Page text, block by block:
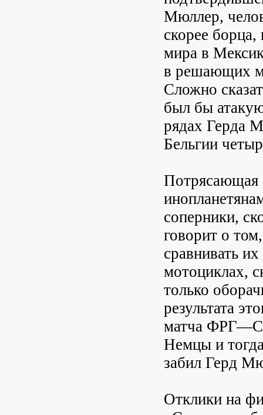
Мюллер,
скорее борца,
мира в
в решающих
Сложно
был бы
рядах Герда
Бельгии
Потрясающая
соперники,
говорит о
сравнивать
мотоциклах,
только
результата
матча
Немцы и
забил Герд
Отклики на